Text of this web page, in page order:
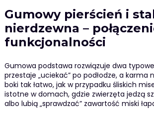
Gumowy pierścień i
nierdzewna –
funkcjonalności
Gumowa podstawa rozwiązuje dwa
przestaje „uciekać” po podłodze, a karma
boki tak łatwo, jak w przypadku śliskich
istotne w domach, gdzie zwierzęta jedzą
albo lubią „sprawdzać” zawartość miski